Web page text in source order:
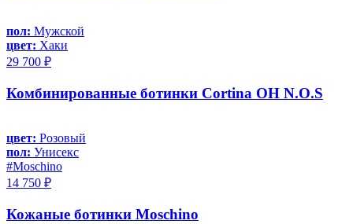
пол: Мужской
цвет: Хаки
29 700 ₽
Комбинированные ботинки Cortina OH N.O.S
цвет: Розовый
пол: Унисекс
#Moschino
14 750 ₽
Кожаные ботинки Moschino